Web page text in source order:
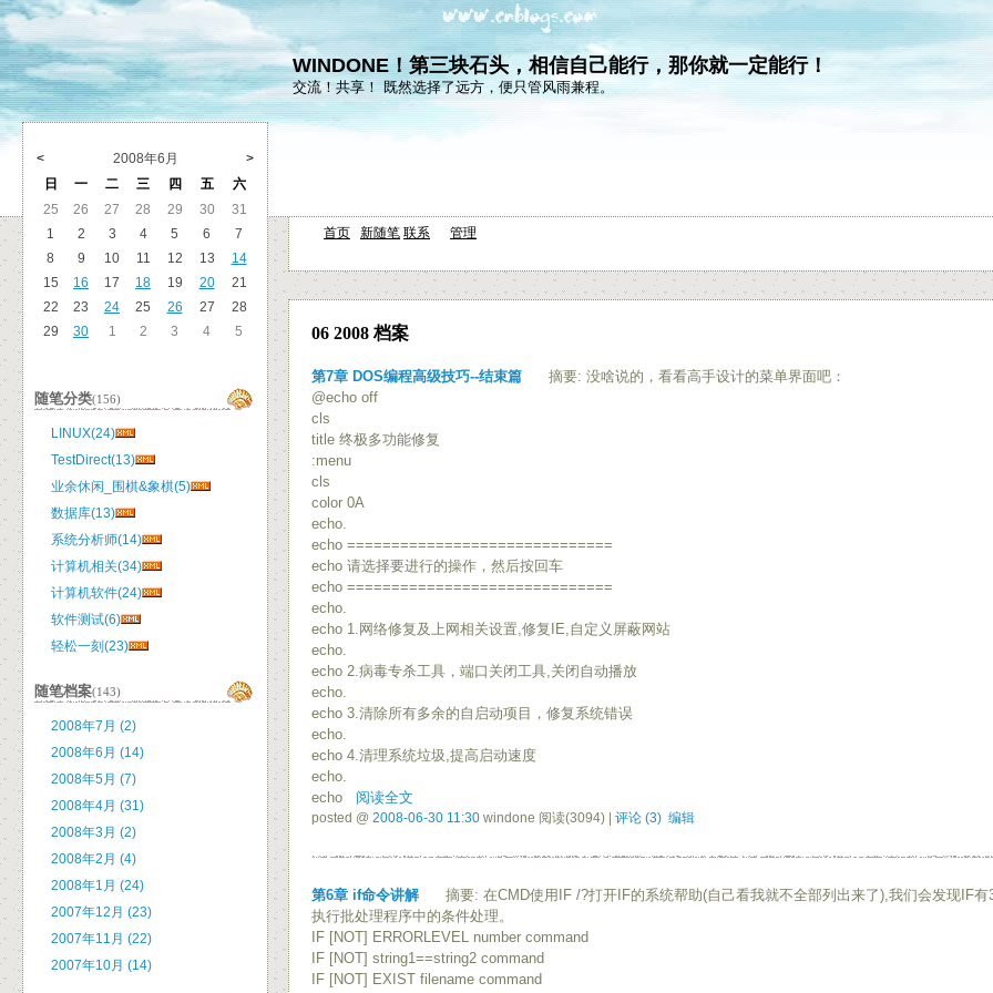
WINDONE！第三块石头，相信自己能行，那你就一定能行！
交流！共享！ 既然选择了远方，便只管风雨兼程。
首页 新随笔 联系
管理
06 2008 档案
第7章 DOS编程高级技巧--结束篇 摘要: 没啥说的，看看高手设计的菜单界面吧：
@echo off
cls
title 终极多功能修复
:menu
cls
color 0A
echo.
echo ==============================
echo 请选择要进行的操作，然后按回车
echo ==============================
echo.
echo 1.网络修复及上网相关设置,修复IE,自定义屏蔽网站
echo.
echo 2.病毒专杀工具，端口关闭工具,关闭自动播放
echo.
echo 3.清除所有多余的自启动项目，修复系统错误
echo.
echo 4.清理系统垃圾,提高启动速度
echo.
echo 阅读全文
posted @ 2008-06-30 11:30 windone 阅读(3094) | 评论 (3) 编辑
第6章 if命令讲解摘要: 在CMD使用IF /?打开IF的系统帮助(自己看我就不全部列出来了),我们会发现IF有
执行批处理程序中的条件处理。
IF [NOT] ERRORLEVEL number command
IF [NOT] string1==string2 command
IF [NOT] EXIST filename command
< 2008年6月
>
日
一 二 三 四 五
六
25
26 27 28 29 30
31
1
2 3 4 5 6
7
8
9 10 11 12 13
14
15
16 17 18 19 20
21
22
23 24 25 26 27
28
29
30 1 2 3 4 5
随笔分类(156)
LINUX(24)
TestDirect(13)
业余休闲_围棋&象棋(5)
数据库(13)
系统分析师(14)
计算机相关(34)
计算机软件(24)
软件测试(6)
轻松一刻(23)
随笔档案(143)
2008年7月 (2)
2008年6月 (14)
2008年5月 (7)
2008年4月 (31)
2008年3月 (2)
2008年2月 (4)
2008年1月 (24)
2007年12月 (23)
2007年11月 (22)
2007年10月 (14)